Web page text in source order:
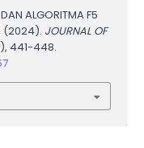
ALGORITMA F5
(2024). JOURNAL OF
441-448.